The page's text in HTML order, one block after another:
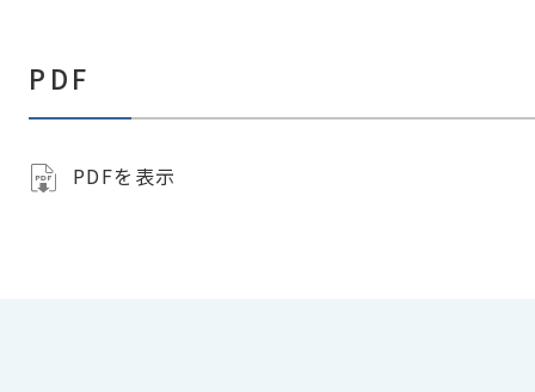
PDF
PDFを表示